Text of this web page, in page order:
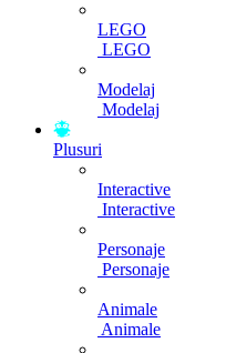
LEGO
LEGO
Modelaj
Modelaj
Plusuri
Interactive
Interactive
Personaje
Personaje
Animale
Animale